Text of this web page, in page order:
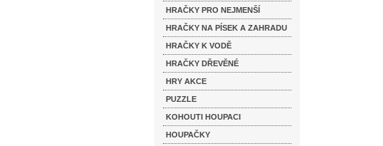
HRAČKY PRO NEJMENŠÍ
HRAČKY NA PÍSEK A ZAHRADU
HRAČKY K VODĚ
HRAČKY DŘEVĚNÉ
HRY AKCE
PUZZLE
KOHOUTI HOUPACI
HOUPAČKY